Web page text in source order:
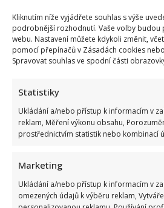
Kliknutím níže vyjádřete souhlas s výše
podrobnější rozhodnutí. Vaše volby budou
webu. Nastavení můžete kdykoli změnit,
pomocí přepínačů v Zásadách cookies
Spravovat souhlas ve spodní části
Statistiky
Ukládání a/nebo přístup k informacím v
reklam, Měření výkonu obsahu,
prostřednictvím statistik nebo kombinací
Marketing
Ukládání a/nebo přístup k informacím v
omezených údajů k výběru reklam,